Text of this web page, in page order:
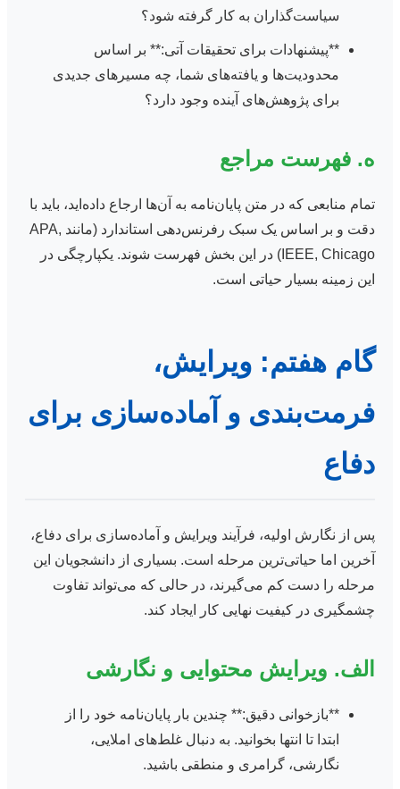
سیاست‌گذاران به کار گرفته شود؟
**پیشنهادات برای تحقیقات آتی:** بر اساس
محدودیت‌ها و یافته‌های شما، چه مسیرهای جدیدی
برای پژوهش‌های آینده وجود دارد؟
ه. فهرست مراجع
تمام منابعی که در متن پایان‌نامه به آن‌ها ارجاع داده‌اید، باید با
دقت و بر اساس یک سبک رفرنس‌دهی استاندارد (مانند APA,
IEEE, Chicago) در این بخش فهرست شوند. یکپارچگی در
این زمینه بسیار حیاتی است.
گام هفتم: ویرایش،
فرمت‌بندی و آماده‌سازی برای
دفاع
پس از نگارش اولیه، فرآیند ویرایش و آماده‌سازی برای دفاع،
آخرین اما حیاتی‌ترین مرحله است. بسیاری از دانشجویان این
مرحله را دست کم می‌گیرند، در حالی که می‌تواند تفاوت
چشمگیری در کیفیت نهایی کار ایجاد کند.
الف. ویرایش محتوایی و نگارشی
**بازخوانی دقیق:** چندین بار پایان‌نامه خود را از
ابتدا تا انتها بخوانید. به دنبال غلط‌های املایی،
نگارشی، گرامری و منطقی باشید.